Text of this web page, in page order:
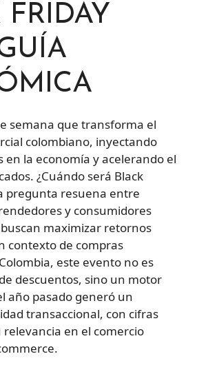
FRIDAY
semana que transforma el
colombiano, inyectando
en la economía y acelerando el
¿Cuándo será Black
pregunta resuena entre
y consumidores
maximizar retornos
contexto de compras
este evento no es
descuentos, sino un motor
año pasado generó un
transaccional, con cifras
en el comercio